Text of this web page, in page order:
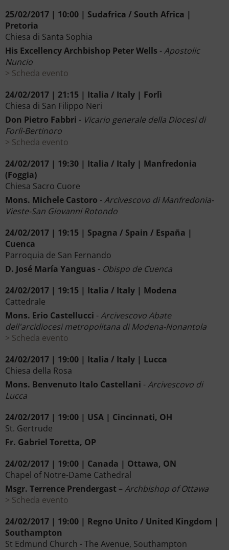
25/02/2017 | 10:00 | Sudafrica / South Africa |
Pretoria
Chiesa di Santa Sophia
His Excellency Archbishop Peter Wells -Apostolic
Nuncio
Scheda evento
24/02/2017 | 21:15 | Italia / Italy | Forlì
Chiesa di San Filippo Neri
Don Pietro Fabbri - Vicario generale della Diocesi di
Forlì-Bertinoro
Scheda evento
24/02/2017 | 19:30 | Italia / Italy | Manfredonia
(Foggia)
Chiesa Sacro Cuore
Mons. Michele Castoro -Arcivescovo di Manfredonia-
Vieste-San Giovanni Rotondo
24/02/2017 | 19:15 | Spagna / Spain / España |
Cuenca
Parroquia de San Fernando
D. José María Yanguas - Obispo de Cuenca
24/02/2017 | 19:15 | Italia / Italy | Modena
Cattedrale
Mons. Erio Castellucci -Arcivescovo Abate
dell'arcidiocesi metropolitana di Modena-Nonantola
Scheda evento
24/02/2017 | 19:00 | Italia / Italy | Lucca
Chiesa della Rosa
Mons. Benvenuto Italo Castellani -Arcivescovo di
Lucca
24/02/2017 | 19:00 | USA | Cincinnati, OH
St. Gertrude
Fr. Gabriel Toretta, OP
24/02/2017 | 19:00 | Canada | Ottawa, ON
Chapel of Notre-Dame Cathedral
Msgr. Terrence Prendergast – Archbishop of Ottawa
Scheda evento
24/02/2017 | 19:00 | Regno Unito / United Kingdom |
Southampton
St Edmund Church - The Avenue, Southampton